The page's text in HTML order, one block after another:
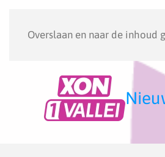
Overslaan en naar de inhoud